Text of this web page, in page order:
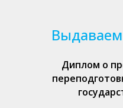
Диплом о